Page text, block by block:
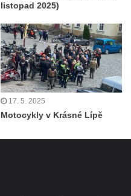
listopad 2025)
17. 5. 2025
Motocykly v Krásné Lípě